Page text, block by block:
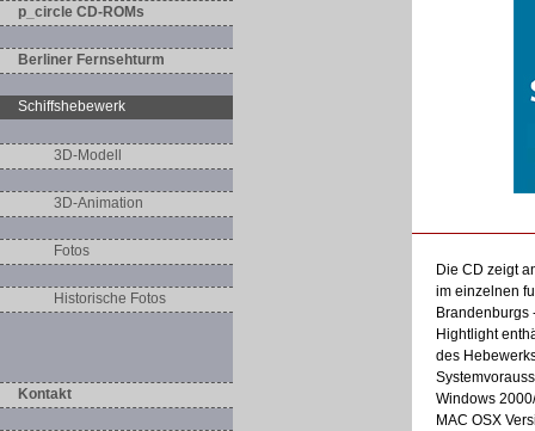
p_circle CD-ROMs
Berliner Fernsehturm
Schiffshebewerk
3D-Modell
3D-Animation
Fotos
Historische Fotos
Kontakt
Die CD zeigt
im einzelnen
Brandenburgs
Hightlight
des
Windows
MAC OSX